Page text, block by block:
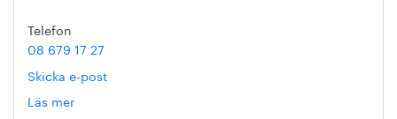
Telefon
08 679 17 27
Skicka e-post
Läs mer